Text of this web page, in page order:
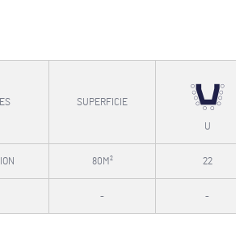
SUPERFICIE
U
80M² 22
- -